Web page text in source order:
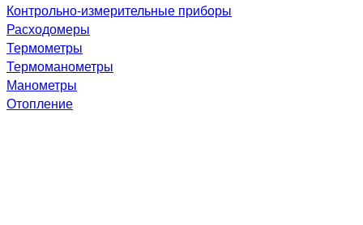
Контрольно-измерительные приборы
Расходомеры
Термометры
Термоманометры
Манометры
Отопление